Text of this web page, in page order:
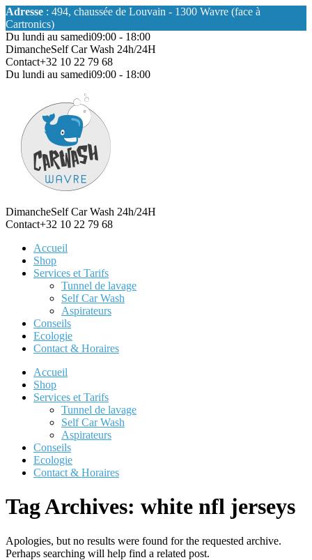
Adresse : 494, chaussée de Louvain - 1300 Wavre (face à
Cartronics)
Du lundi au samedi09:00 - 18:00
DimancheSelf Car Wash 24h/24H
Contact+32 10 22 79 68
Du lundi au samedi09:00 - 18:00
DimancheSelf Car Wash 24h/24H
Contact+32 10 22 79 68
Accueil
Shop
Services et Tarifs
Tunnel de lavage
Self Car Wash
Aspirateurs
Conseils
Ecologie
Contact & Horaires
Accueil
Shop
Services et Tarifs
Tunnel de lavage
Self Car Wash
Aspirateurs
Conseils
Ecologie
Contact & Horaires
Tag Archives: white nfl jerseys
Apologies, but no results were found for the requested archive.
Perhaps searching will help find a related post.